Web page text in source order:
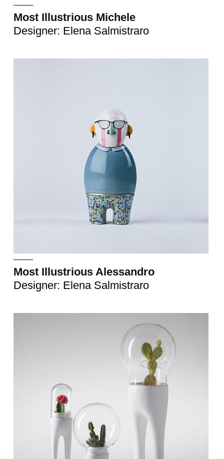
Most Illustrious Michele
Designer: Elena Salmistraro
Most Illustrious Alessandro
Designer: Elena Salmistraro
Scultura
cm 10xh.22